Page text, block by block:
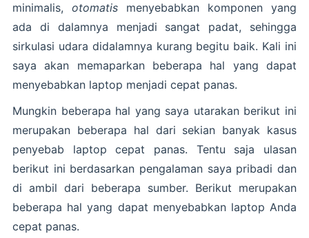
minimalis, otomatis menyebabkan komponen yang
ada di dalamnya menjadi sangat padat, sehingga
sirkulasi udara didalamnya kurang begitu baik. Kali ini
saya akan memaparkan beberapa hal yang dapat
menyebabkan laptop menjadi cepat panas.
Mungkin beberapa hal yang saya utarakan berikut ini
merupakan beberapa hal dari sekian banyak kasus
penyebab laptop cepat panas. Tentu saja ulasan
berikut ini berdasarkan pengalaman saya pribadi dan
di ambil dari beberapa sumber. Berikut merupakan
beberapa hal yang dapat menyebabkan laptop Anda
cepat panas.